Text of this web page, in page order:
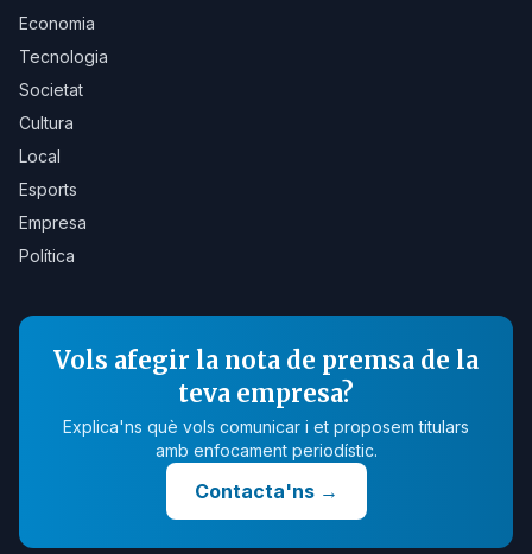
Economia
Tecnologia
Societat
Cultura
Local
Esports
Empresa
Política
Vols afegir la nota de premsa de la
teva empresa?
Explica'ns què vols comunicar i et proposem titulars
amb enfocament periodístic.
Contacta'ns→